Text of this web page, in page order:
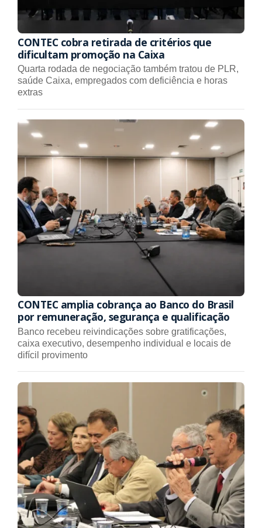
CONTEC cobra retirada de critérios que
dificultam promoção na Caixa
Quarta rodada de negociação também tratou de PLR,
saúde Caixa, empregados com deficiência e horas
extras
CONTEC amplia cobrança ao Banco do Brasil
por remuneração, segurança e qualificação
Banco recebeu reivindicações sobre gratificações,
caixa executivo, desempenho individual e locais de
difícil provimento